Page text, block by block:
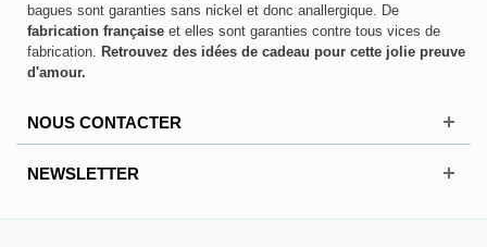
bagues sont garanties sans nickel et donc anallergique. De
fabrication française et elles sont garanties contre tous vices de
fabrication. Retrouvez des idées de cadeau pour cette jolie preuve
d'amour.
NOUS CONTACTER
NEWSLETTER